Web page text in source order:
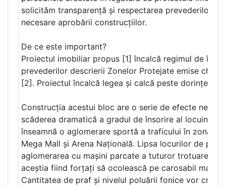
solicităm transparență și respectarea prevederilor
necesare aprobării construcțiilor.
De ce este important?
Proiectul imobiliar propus [1] încalcă regimul de
prevederilor descrierii Zonelor Protejate emise chiar
[2]. Proiectul încalcă legea și calcă peste dorințele
Construcția acestui bloc are o serie de efecte
scăderea dramatică a gradul de însorire al
înseamnă o aglomerare sportă a traficului în zonă,
Mega Mall și Arena Națională. Lipsa locurilor de
aglomerarea cu mașini parcate a tuturor trotuarelor
aceștia fiind forțați să ocolească pe carosabil
Cantitatea de praf și nivelul poluării fonice vor